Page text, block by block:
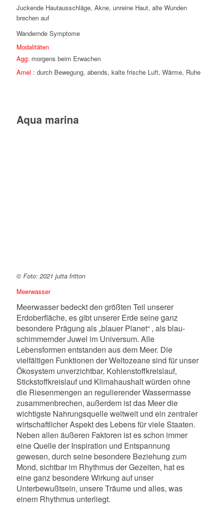
Juckende Hautausschläge, Akne, unreine Haut, alte Wunden
brechen auf
Wandernde Symptome
Modalitäten
Agg: morgens beim Erwachen
Amel : durch Bewegung, abends, kalte frische Luft, Wärme, Ruhe
Aqua marina
© Foto: 2021 jutta fritton
Meerwasser
Meerwasser bedeckt den größten Teil unserer
Erdoberfläche, es gibt unserer Erde seine ganz
besondere Prägung als „blauer Planet“ , als blau-
schimmernder Juwel im Universum. Alle
Lebensformen entstanden aus dem Meer. Die
vielfältigen Funktionen der Weltozeane sind für unser
Ökosystem unverzichtbar, Kohlenstoffkreislauf,
Stickstoffkreislauf und Klimahaushalt würden ohne
die Riesenmengen an regulierender Wassermasse
zusammenbrechen, außerdem ist das Meer die
wichtigste Nahrungsquelle weltweit und ein zentraler
wirtschaftlicher Aspekt des Lebens für viele Staaten.
Neben allen äußeren Faktoren ist es schon immer
eine Quelle der Inspiration und Entspannung
gewesen, durch seine besondere Beziehung zum
Mond, sichtbar im Rhythmus der Gezeiten, hat es
eine ganz besondere Wirkung auf unser
Unterbewußtsein, unsere Träume und alles, was
einem Rhythmus unterliegt.